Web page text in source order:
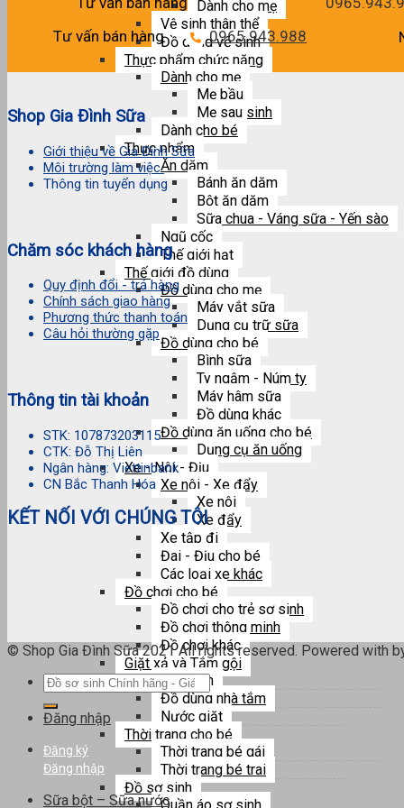
Dành cho mẹ
Vệ sinh thân thể
Đồ dùng vệ sinh
Thực phẩm chức năng
Dành cho mẹ
Mẹ bầu
Mẹ sau sinh
Dành cho bé
Thực phẩm
Ăn dặm
Bánh ăn dặm
Bột ăn dặm
Sữa chua - Váng sữa - Yến sào
Ngũ cốc
Thế giới hạt
Thế giới đồ dùng
Đồ dùng cho mẹ
Máy vắt sữa
Dụng cụ trữ sữa
Đồ dùng cho bé
Bình sữa
Ty ngậm - Núm ty
Máy hâm sữa
Đồ dùng khác
Đồ dùng ăn uống cho bé
Dụng cụ ăn uống
Xe - Nôi - Địu
Xe nôi - Xe đẩy
Xe nôi
Xe đẩy
Xe tập đi
Đai - Địu cho bé
Các loại xe khác
Đồ chơi cho bé
Đồ chơi cho trẻ sơ sinh
Đồ chơi thông minh
Đồ chơi khác
Giặt xả và Tắm gội
Sữa tắm
Đồ dùng nhà tắm
Nước giặt
Thời trang cho bé
Thời trang bé gái
Thời trang bé trai
Đồ sơ sinh
Tư vấn bán hàng
0965.943.988
Shop Gia Đình Sữa
Giới thiệu về Gia Đình Sữa
Môi trường làm việc
Thông tin tuyển dụng
Chăm sóc khách hàng
Quy định đổi - trả hàng
Chính sách giao hàng
Phương thức thanh toán
Câu hỏi thường gặp
Thông tin tài khoản
STK: 107873203115
CTK: Đỗ Thị Liên
Ngân hàng: Viettinbank
CN Bắc Thanh Hóa
KẾT NỐI VỚI CHÚNG TÔI
© Shop Gia Đình Sữa 2021 All rights reserved. Powered with
Tìm
Đăng nhập
Đăng ký
Đăng nhập
Sữa bột – Sữa nước